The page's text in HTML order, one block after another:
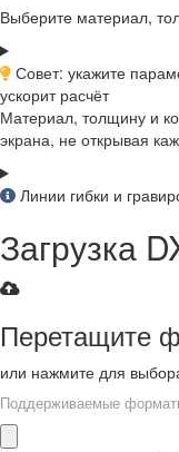
Выберите материал,
Совет: укажите
ускорит расчёт
Материал, толщину и
экрана, не открывая
Линии гибки и
Загрузка
Перетащите
или нажмите для
Поддерживаемые